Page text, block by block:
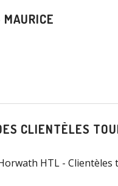
CLIENTÈLES
HTL -